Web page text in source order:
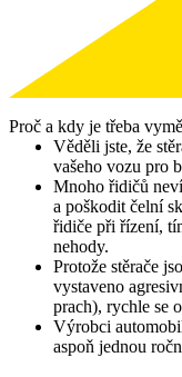
Proč a kdy je třeba
Věděli jste, že
vašeho vozu pro
Mnoho řidičů
a poškodit čelní
řidiče při řízení,
nehody.
Protože stěrače
vystaveno
prach), rychle se
Výrobci
aspoň jednou